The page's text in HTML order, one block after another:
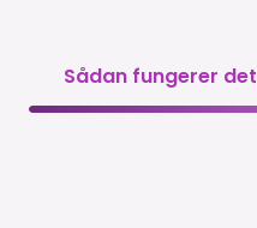
Sådan fungerer det